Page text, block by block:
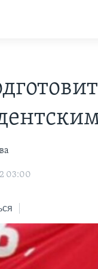
03:00